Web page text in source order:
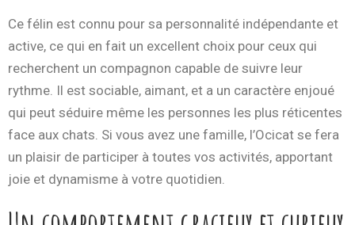
Ce félin est connu pour sa personnalité indépendante et
active, ce qui en fait un excellent choix pour ceux qui
recherchent un compagnon capable de suivre leur
rythme. Il est sociable, aimant, et a un caractère enjoué
qui peut séduire même les personnes les plus réticentes
face aux chats. Si vous avez une famille, l’Ocicat se fera
un plaisir de participer à toutes vos activités, apportant
joie et dynamisme à votre quotidien.